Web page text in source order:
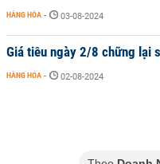
HÀNG HÓA - 03-08-2024
Giá tiêu ngày 2/8 chững lại
HÀNG HÓA - 02-08-2024